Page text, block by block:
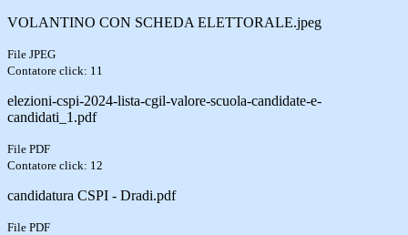
VOLANTINO CON SCHEDA ELETTORALE.jpeg
File JPEG
Contatore click: 11
elezioni-cspi-2024-lista-cgil-valore-scuola-candidate-e-
candidati_1.pdf
File PDF
Contatore click: 12
candidatura CSPI - Dradi.pdf
File PDF